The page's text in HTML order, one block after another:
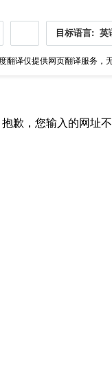
目标语言: 英
翻译仅提供网页翻译服务，